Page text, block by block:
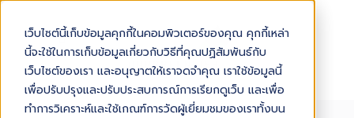
เว็บไซต์นี้เก็บข้อมูลคุกกี้ในคอมพิวเตอร์ของคุณ คุกกี้เหล่า
นี้จะใช้ในการเก็บข้อมูลเกี่ยวกับวิธีที่คุณปฏิสัมพันธ์กับ
เว็บไซต์ของเรา และอนุญาตให้เราจดจำคุณ เราใช้ข้อมูลนี้
เพื่อปรับปรุงและปรับประสบการณ์การเรียกดูเว็บ และเพื่อ
ทำการวิเคราะห์และใช้เกณฑ์การวัดผู้เยี่ยมชมของเราทั้งบน